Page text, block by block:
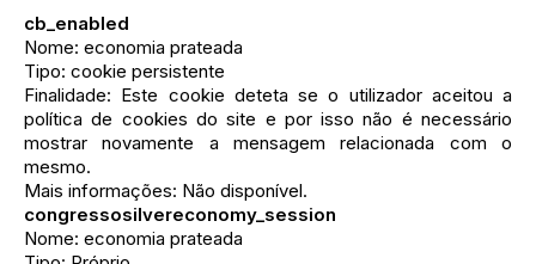
cb_enabled
Nome: economia prateada
Tipo: cookie persistente
Finalidade: Este cookie deteta se o utilizador aceitou a
política de cookies do site e por isso não é necessário
mostrar novamente a mensagem relacionada com o
mesmo.
Mais informações: Não disponível.
congressosilvereconomy_session
Nome: economia prateada